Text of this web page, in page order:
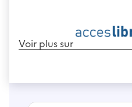
Voir plus sur